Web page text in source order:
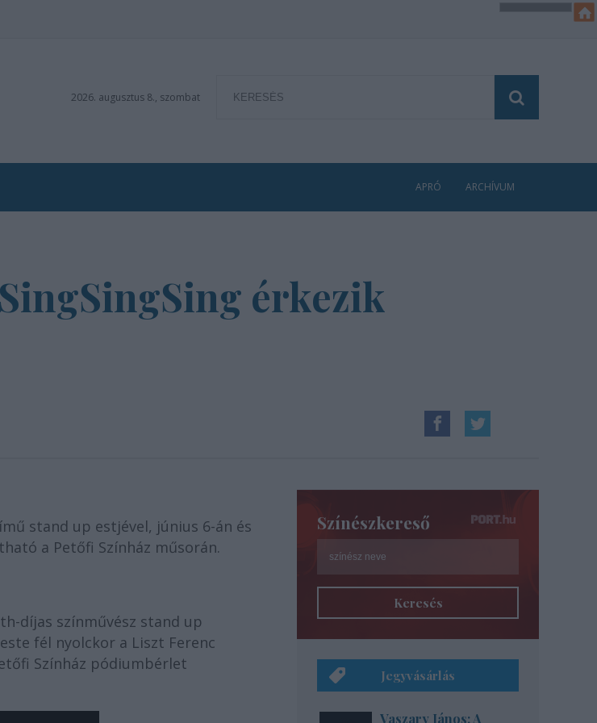
2026. augusztus 8., szombat
APRÓ ARCHÍVUM
érkezik
stand up estjével, június 6-án és
a Petőfi Színház műsorán.
díjas színművész stand up
fél nyolckor a Liszt Ferenc
Színház pódiumbérlet
Színészkereső
Keresés
Jegyvásárlás
Vaszary János: A